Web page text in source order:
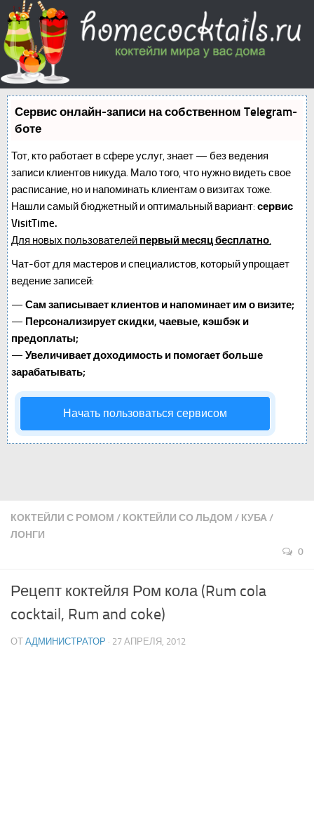
Сервис онлайн-записи на собственном Telegram-
боте
Тот, кто работает в сфере услуг, знает — без ведения
записи клиентов никуда. Мало того, что нужно видеть свое
расписание, но и напоминать клиентам о визитах тоже.
Нашли самый бюджетный и оптимальный вариант: сервис
VisitTime.
Для новых пользователей первый месяц бесплатно.
Чат-бот для мастеров и специалистов, который упрощает
ведение записей:
— Сам записывает клиентов и напоминает им о визите;
— Персонализирует скидки, чаевые, кэшбэк и
предоплаты;
— Увеличивает доходимость и помогает больше
зарабатывать;
Начать пользоваться сервисом
КОКТЕЙЛИ С РОМОМ / КОКТЕЙЛИ СО ЛЬДОМ / КУБА/
ЛОНГИ
0
Рецепт коктейля Ром кола (Rum cola
cocktail, Rum and coke)
ОТ АДМИНИСТРАТОР · 27 АПРЕЛЯ, 2012